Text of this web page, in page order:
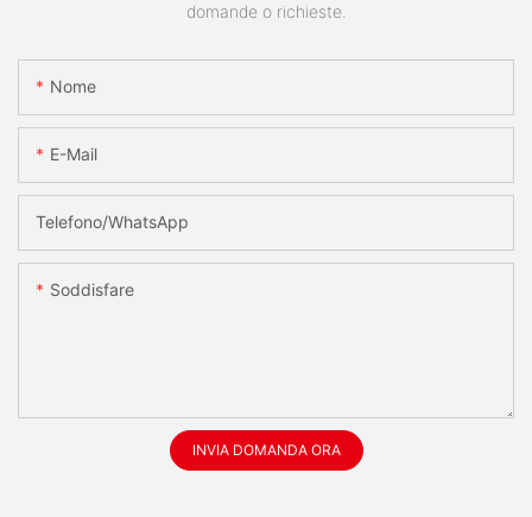
domande o richieste.
Nome
E-Mail
Telefono/WhatsApp
Soddisfare
INVIA DOMANDA ORA